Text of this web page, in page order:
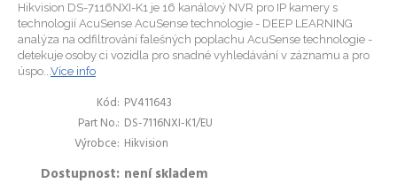
Hikvision DS-7116NXI-K1 je 16 kanálový NVR pro IP kamery s
technologií AcuSense AcuSense technologie - DEEP LEARNING
analýza na odfiltrování falešných poplachu AcuSense technologie -
detekuje osoby ci vozidla pro snadné vyhledávání v záznamu a pro
úspo...Více info
Kód PV411643
Part No. DS-7116NXI-K1/EU
Výrobce Hikvision
Dostupnost není skladem